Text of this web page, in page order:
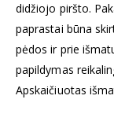
didžiojo piršto.
paprastai būna
pėdos ir prie
papildymas
Apskaičiuotas